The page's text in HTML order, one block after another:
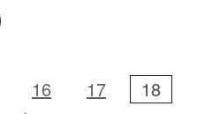
16 17
18